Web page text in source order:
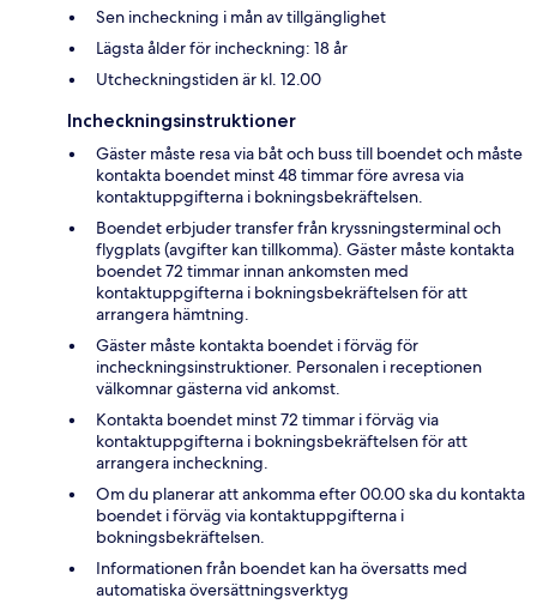
Sen incheckning i mån av tillgänglighet
Lägsta ålder för incheckning: 18 år
Utcheckningstiden är kl. 12.00
Incheckningsinstruktioner
Gäster måste resa via båt och buss till boendet och måste
kontakta boendet minst 48 timmar före avresa via
kontaktuppgifterna i bokningsbekräftelsen.
Boendet erbjuder transfer från kryssningsterminal och
flygplats (avgifter kan tillkomma). Gäster måste kontakta
boendet 72 timmar innan ankomsten med
kontaktuppgifterna i bokningsbekräftelsen för att
arrangera hämtning.
Gäster måste kontakta boendet i förväg för
incheckningsinstruktioner. Personalen i receptionen
välkomnar gästerna vid ankomst.
Kontakta boendet minst 72 timmar i förväg via
kontaktuppgifterna i bokningsbekräftelsen för att
arrangera incheckning.
Om du planerar att ankomma efter 00.00 ska du kontakta
boendet i förväg via kontaktuppgifterna i
bokningsbekräftelsen.
Informationen från boendet kan ha översatts med
automatiska översättningsverktyg